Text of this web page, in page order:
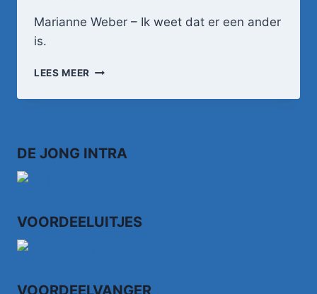
Marianne Weber – Ik weet dat er een ander
is.
LEES MEER MARIANNE
–
ER
DE JONG INTRA
VOORDEELUITJES
VOORDEELVANGER